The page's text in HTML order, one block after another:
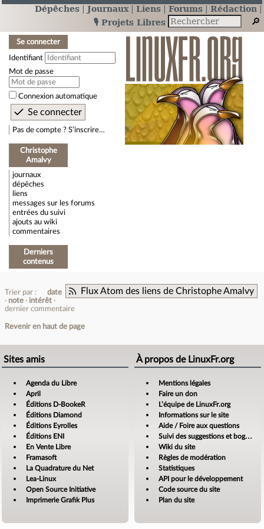
Dépêches Journaux Liens Forums
Rédaction
🎙️ Projets Libres
Se connecter
Identifiant
Mot de passe
Connexion automatique
Pas de compte ? S’inscrire…
Christophe
Amalvy
journaux
dépêches
liens
messages sur les forums
entrées du suivi
ajouts au wiki
commentaires
Derniers
contenus
Flux Atom des liens de Christophe Amalvy
Trier par :
date
note
intérêt
dernier commentaire
Revenir en haut de page
Sites amis
Agenda du Libre
April
Éditions D-BookeR
Éditions Diamond
Éditions Eyrolles
Éditions ENI
En Vente Libre
Framasoft
La Quadrature du Net
Lea-Linux
Open Source Initiative
Imprimerie Grafik Plus
À propos de LinuxFr.org
Mentions légales
Faire un don
L’équipe de LinuxFr.org
Informations sur le site
Aide / Foire aux questions
Suivi des suggestions et bogues
Wiki du site
Règles de modération
Statistiques
API pour le développement
Code source du site
Plan du site